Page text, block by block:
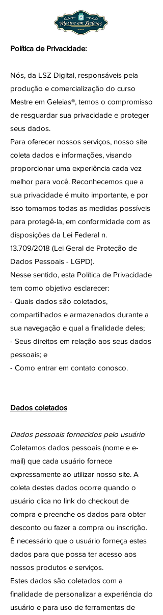
Política de Privacidade:
Nós, da LSZ Digital, responsáveis pela
produção e comercialização do curso
Mestre em Geleias®, temos o compromisso
de resguardar sua privacidade e proteger
seus dados.
Para oferecer nossos serviços, nosso site
coleta dados e informações, visando
proporcionar uma experiência cada vez
melhor para você. Reconhecemos que a
sua privacidade é muito importante, e por
isso tomamos todas as medidas possíveis
para protegê-la, em conformidade com as
disposições da Lei Federal n.
13.709/2018 (Lei Geral de Proteção de
Dados Pessoais - LGPD).
Nesse sentido, esta Política de Privacidade
tem como objetivo esclarecer:
- Quais dados são coletados,
compartilhados e armazenados durante a
sua navegação e qual a finalidade deles;
- Seus direitos em relação aos seus dados
pessoais; e
- Como entrar em contato conosco.
Dados coletados
Dados pessoais fornecidos pelo usuário
Coletamos dados pessoais (nome e e-
mail) que cada usuário fornece
expressamente ao utilizar nosso site. A
coleta destes dados ocorre quando o
usuário clica no link do checkout de
compra e preenche os dados para obter
desconto ou fazer a compra ou inscrição.
É necessário que o usuário forneça estes
dados para que possa ter acesso aos
nossos produtos e serviços.
Estes dados são coletados com a
finalidade de personalizar a experiência do
usuário e para uso de ferramentas de